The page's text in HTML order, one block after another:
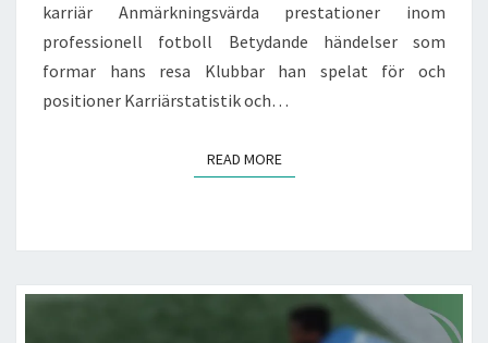
karriär Anmärkningsvärda prestationer inom
professionell fotboll Betydande händelser som
formar hans resa Klubbar han spelat för och
positioner Karriärstatistik och…
READ MOREREAD MORE